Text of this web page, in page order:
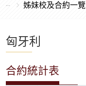
姊妹校及合約一覽
匈牙利
合約統計表